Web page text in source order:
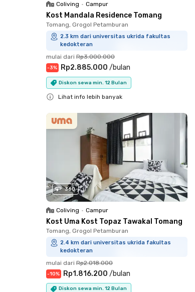
Coliving • Campur
Kost Mandala Residence Tomang
Tomang, Grogol Petamburan
2.3 km dari universitas ukrida fakultas
kedokteran
mulai dari Rp3.000.000
-3% Rp2.885.000 /bulan
Diskon sewa min. 12 Bulan
Lihat info lebih banyak
360
Coliving • Campur
Kost Uma Kost Topaz Tawakal Tomang
Tomang, Grogol Petamburan
2.4 km dari universitas ukrida fakultas
kedokteran
mulai dari Rp2.018.000
-10% Rp1.816.200 /bulan
Diskon sewa min. 12 Bulan